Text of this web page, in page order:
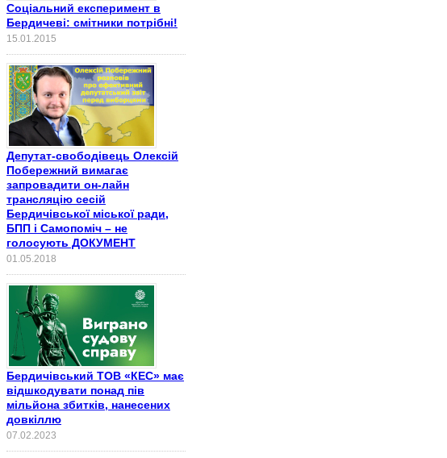
Соціальний експеримент в
Бердичеві: смітники потрібні!
15.01.2015
Депутат-свободівець Олексій
Побережний вимагає
запровадити он-лайн
трансляцію сесій
Бердичівської міської ради,
БПП і Самопоміч – не
голосують ДОКУМЕНТ
01.05.2018
Бердичівський ТОВ «КЕС» має
відшкодувати понад пів
мільйона збитків, нанесених
довкіллю
07.02.2023